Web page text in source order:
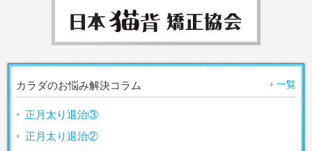
カラダのお悩み解決コラム 一覧
正月太り退治③
正月太り退治②